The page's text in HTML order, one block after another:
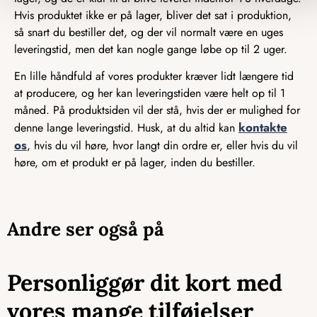
Hvis produktet ikke er på lager, bliver det sat i produktion,
så snart du bestiller det, og der vil normalt være en uges
leveringstid, men det kan nogle gange løbe op til 2 uger.
En lille håndfuld af vores produkter kræver lidt længere tid
at producere, og her kan leveringstiden være helt op til 1
måned. På produktsiden vil der stå, hvis der er mulighed for
denne lange leveringstid. Husk, at du altid kan kontakte
os, hvis du vil høre, hvor langt din ordre er, eller hvis du vil
høre, om et produkt er på lager, inden du bestiller.
Andre ser også på
Personliggør dit kort med
vores mange tilføjelser